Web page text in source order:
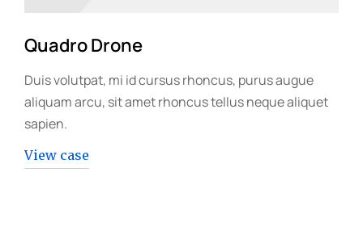
Quadro Drone
Duis volutpat, mi id cursus rhoncus, purus augue
aliquam arcu, sit amet rhoncus tellus neque aliquet
sapien.
View case